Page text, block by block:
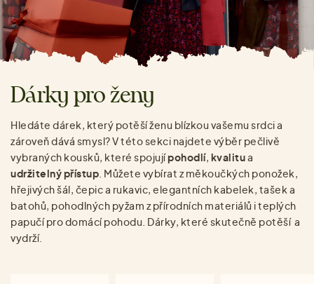
Dárky pro ženy
Hledáte dárek, který potěší ženu blízkou vašemu srdci a
zároveň dává smysl? V této sekci najdete výběr pečlivě
vybraných kousků, které spojujípohodlí, kvalitua
udržitelný přístup . Můžete vybírat z měkoučkých ponožek,
hřejivých šál, čepic a rukavic, elegantních kabelek, tašek a
batohů, pohodlných pyžam z přírodních materiálů i teplých
papučí pro domácí pohodu. Dárky, které skutečně potěší a
vydrží.